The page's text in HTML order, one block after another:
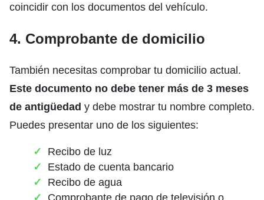
coincidir con los documentos del vehículo.
4. Comprobante de domicilio
También necesitas comprobar tu domicilio actual.
Este documento no debe tener más de 3 meses
de antigüedad y debe mostrar tu nombre completo.
Puedes presentar uno de los siguientes:
Recibo de luz
Estado de cuenta bancario
Recibo de agua
Comprobante de pago de televisión o